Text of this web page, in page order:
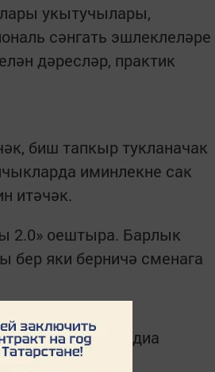
укытучылары,
сәнгать эшлеклеләре
дәресләр, практик
биш тапкыр тукланачак
иминлекне сак
итәчәк.
2.0» оештыра. Барлык
бер яки берничә сменага
каналеТатмедиа